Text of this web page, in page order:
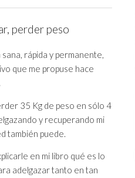
perder peso
rápida y permanente,
que me propuse hace
35 Kg de peso en sólo 4
y recuperando mi
también puede.
en mi libro qué es lo
adelgazar tanto en tan